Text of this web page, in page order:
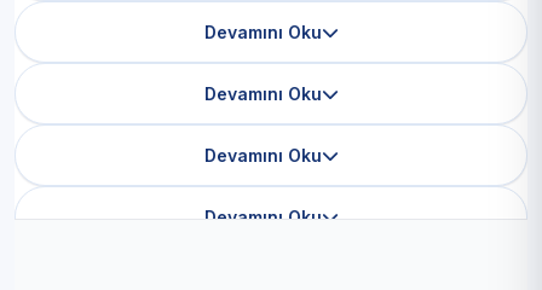
Devamını Oku
Devamını Oku
Devamını Oku
Devamını Oku